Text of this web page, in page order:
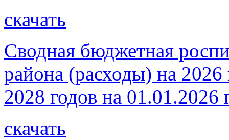
скачать
Сводная бюджетная
района (расходы) на
2028 годов на 01.01.2026
скачать